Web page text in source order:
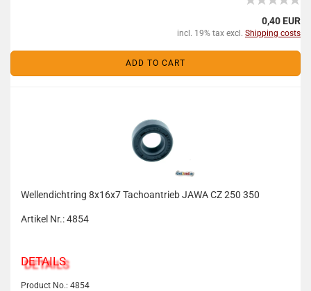
0,40 EUR
incl. 19% tax excl. Shipping costs
ADD TO CART
Wellendichtring 8x16x7 Tachoantrieb JAWA CZ 250 350
Artikel Nr.: 4854
DETAILS
Product No.: 4854